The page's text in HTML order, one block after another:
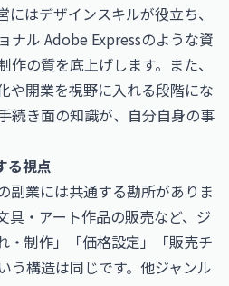
はデザインスキルが役立ち、
ナル Adobe Expressのような資
の質を底上げします。また、
や開業を視野に入れる段階にな
続き面の知識が、自分自身の事
る視点
副業には共通する勘所がありま
具・アート作品の販売など、ジ
・制作」「価格設定」「販売チ
う構造は同じです。他ジャンル